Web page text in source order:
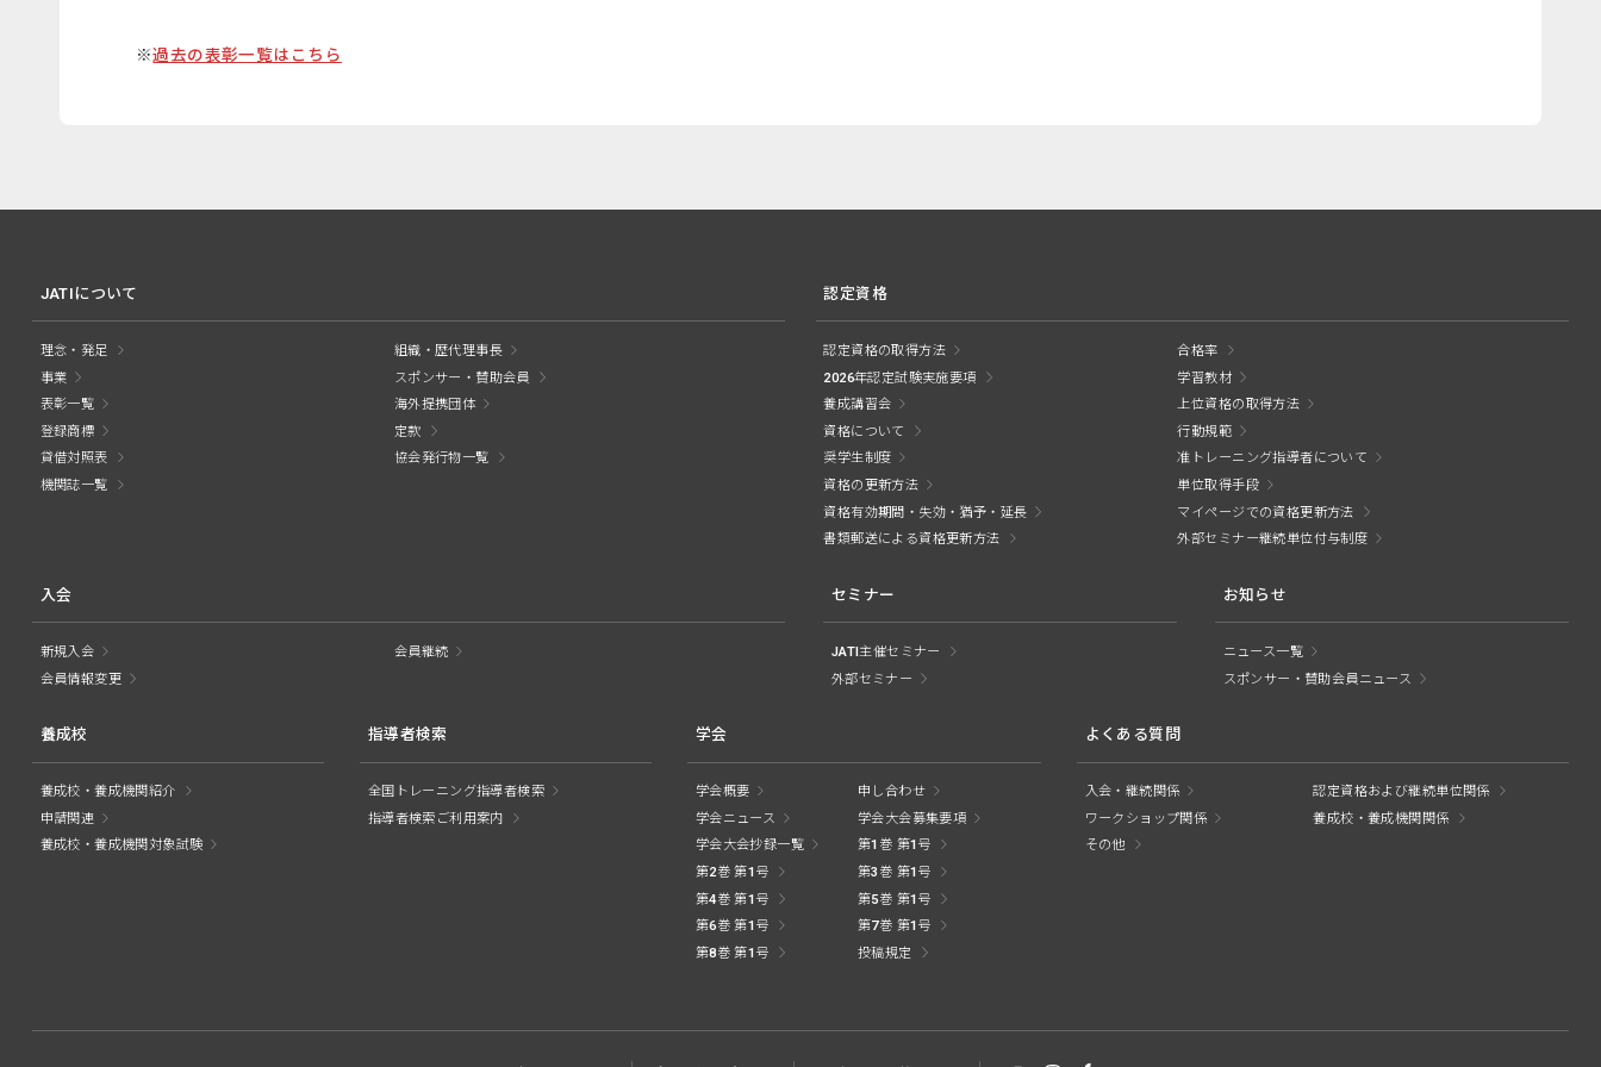
※過去の表彰一覧はこちら
JATIについて
理念・発足
組織・歴代理事長
事業
スポンサー・賛助会員
表彰一覧
海外提携団体
登録商標
定款
貸借対照表
協会発行物一覧
機関誌一覧
認定資格
認定資格の取得方法
合格率
2026年認定試験実施要項
学習教材
養成講習会
上位資格の取得方法
資格について
行動規範
奨学生制度
准トレーニング指導者について
資格の更新方法
単位取得手段
資格有効期間・失効・猶予・延長
マイページでの資格更新方法
書類郵送による資格更新方法
外部セミナー継続単位付与制度
入会
新規入会
会員継続
会員情報変更
セミナー
JATI主催セミナー
外部セミナー
お知らせ
ニュース一覧
スポンサー・賛助会員ニュース
養成校
養成校・養成機関紹介
申請関連
養成校・養成機関対象試験
指導者検索
全国トレーニング指導者検索
指導者検索ご利用案内
学会
学会概要
申し合わせ
学会ニュース
学会大会募集要項
学会大会抄録一覧
第1巻 第1号
第2巻 第1号
第3巻 第1号
第4巻 第1号
第5巻 第1号
第6巻 第1号
第7巻 第1号
第8巻 第1号
投稿規定
よくある質問
入会・継続関係
認定資格および継続単位関係
ワークショップ関係
養成校・養成機関関係
その他